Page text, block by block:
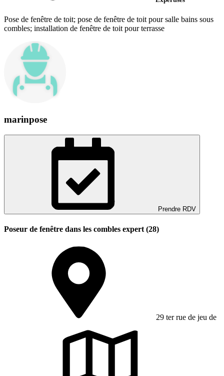
Pose de fenêtre de toit; pose de fenêtre de toit pour salle bains sous
combles; installation de fenêtre de toit pour terrasse
marinpose
Prendre RDV
Poseur de fenêtre dans les combles expert (28)
29 ter rue de jeu de